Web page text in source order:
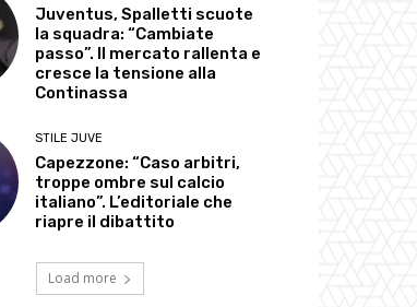
Juventus, Spalletti scuote
la squadra: “Cambiate
passo”. Il mercato rallenta e
cresce la tensione alla
Continassa
STILE JUVE
Capezzone: “Caso arbitri,
troppe ombre sul calcio
italiano”. L’editoriale che
riapre il dibattito
Load more